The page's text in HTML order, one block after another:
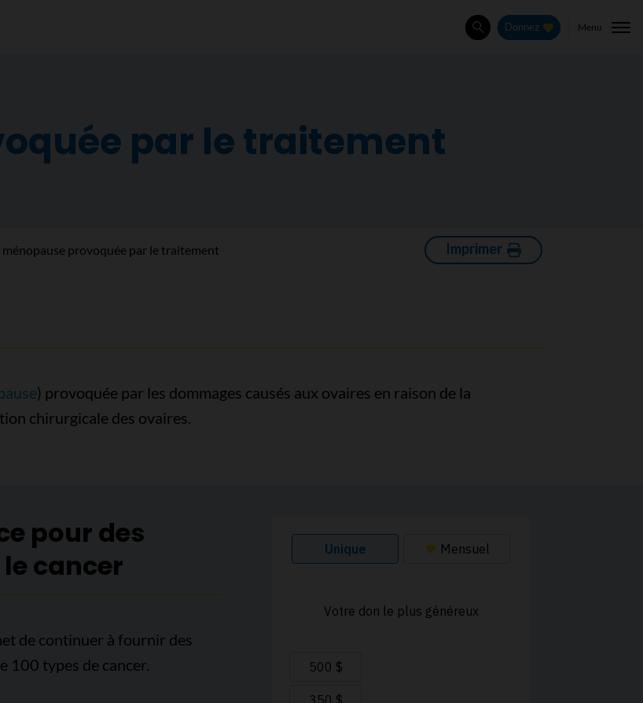
Rechercher
Donnez Menu
par le traitement
ménopause provoquée par le traitement Imprimer
) provoquée par les dommages causés aux ovaires en raison de la
chirurgicale des ovaires.
pour des
cancer
de continuer à fournir des
100 types de cancer.